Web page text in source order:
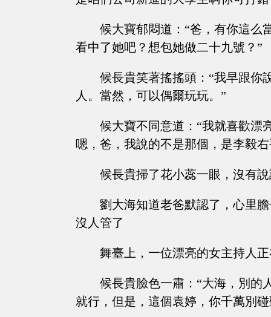
候大寶郁悶道：“爸，有你這么
看中了她吧？想包她做二十九號？”
候長貴笑著搖搖頭：“我早跟你
人。當然，可以偶爾玩玩。”
候大寶不同意道：“我就喜歡漂
嗯，爸，我說的不是那個，是李毅
候長貴掃了花小蕊一眼，沒有
劉大海知道老爸默認了，心里
沒人管了
舞臺上，一位漂亮的女主持人
候長貴臉色一肅：“大海，別的
就行，但是，這個袁婷，你千萬別